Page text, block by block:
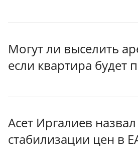
Могут ли выселить
если квартира будет
Асет Иргалиев
стабилизации цен в